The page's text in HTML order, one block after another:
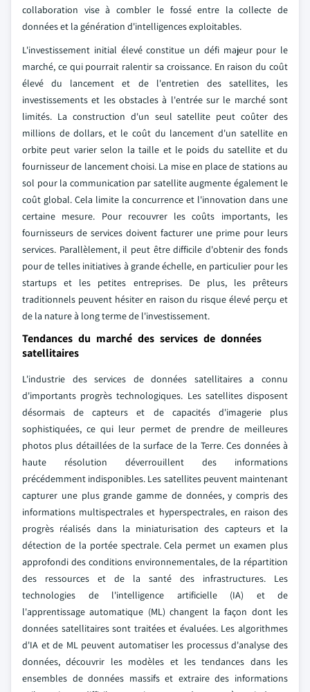
collaboration vise à combler le fossé entre la collecte de
données et la génération d'intelligences exploitables.
L'investissement initial élevé constitue un défi majeur pour le
marché, ce qui pourrait ralentir sa croissance. En raison du coût
élevé du lancement et de l'entretien des satellites, les
investissements et les obstacles à l'entrée sur le marché sont
limités. La construction d'un seul satellite peut coûter des
millions de dollars, et le coût du lancement d'un satellite en
orbite peut varier selon la taille et le poids du satellite et du
fournisseur de lancement choisi. La mise en place de stations au
sol pour la communication par satellite augmente également le
coût global. Cela limite la concurrence et l'innovation dans une
certaine mesure. Pour recouvrer les coûts importants, les
fournisseurs de services doivent facturer une prime pour leurs
services. Parallèlement, il peut être difficile d'obtenir des fonds
pour de telles initiatives à grande échelle, en particulier pour les
startups et les petites entreprises. De plus, les prêteurs
traditionnels peuvent hésiter en raison du risque élevé perçu et
de la nature à long terme de l'investissement.
Tendances du marché des services de données
satellitaires
L'industrie des services de données satellitaires a connu
d'importants progrès technologiques. Les satellites disposent
désormais de capteurs et de capacités d'imagerie plus
sophistiquées, ce qui leur permet de prendre de meilleures
photos plus détaillées de la surface de la Terre. Ces données à
haute résolution déverrouillent des informations
précédemment indisponibles. Les satellites peuvent maintenant
capturer une plus grande gamme de données, y compris des
informations multispectrales et hyperspectrales, en raison des
progrès réalisés dans la miniaturisation des capteurs et la
détection de la portée spectrale. Cela permet un examen plus
approfondi des conditions environnementales, de la répartition
des ressources et de la santé des infrastructures. Les
technologies de l'intelligence artificielle (IA) et de
l'apprentissage automatique (ML) changent la façon dont les
données satellitaires sont traitées et évaluées. Les algorithmes
d'IA et de ML peuvent automatiser les processus d'analyse des
données, découvrir les modèles et les tendances dans les
ensembles de données massifs et extraire des informations